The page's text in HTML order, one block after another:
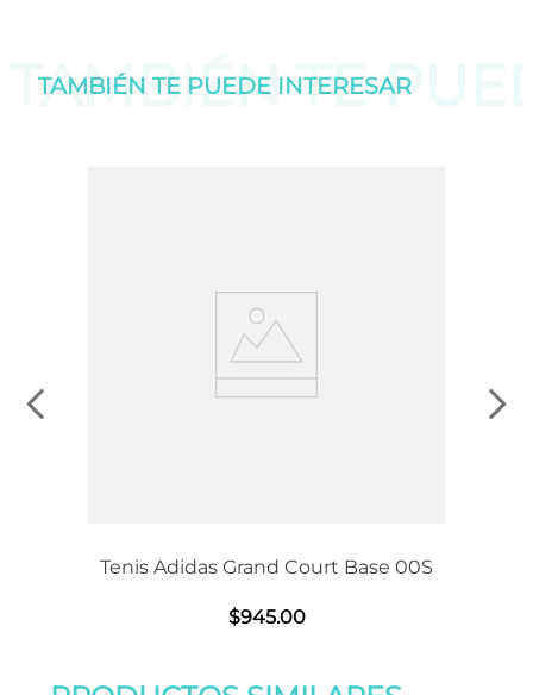
TAMBIÉN TE
TAMBIÉN TE PUEDE INTERESAR
Tenis Adidas Grand Court Base 00S
$945.00